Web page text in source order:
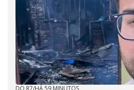
DO R7/HÁ 59 MINUTOS